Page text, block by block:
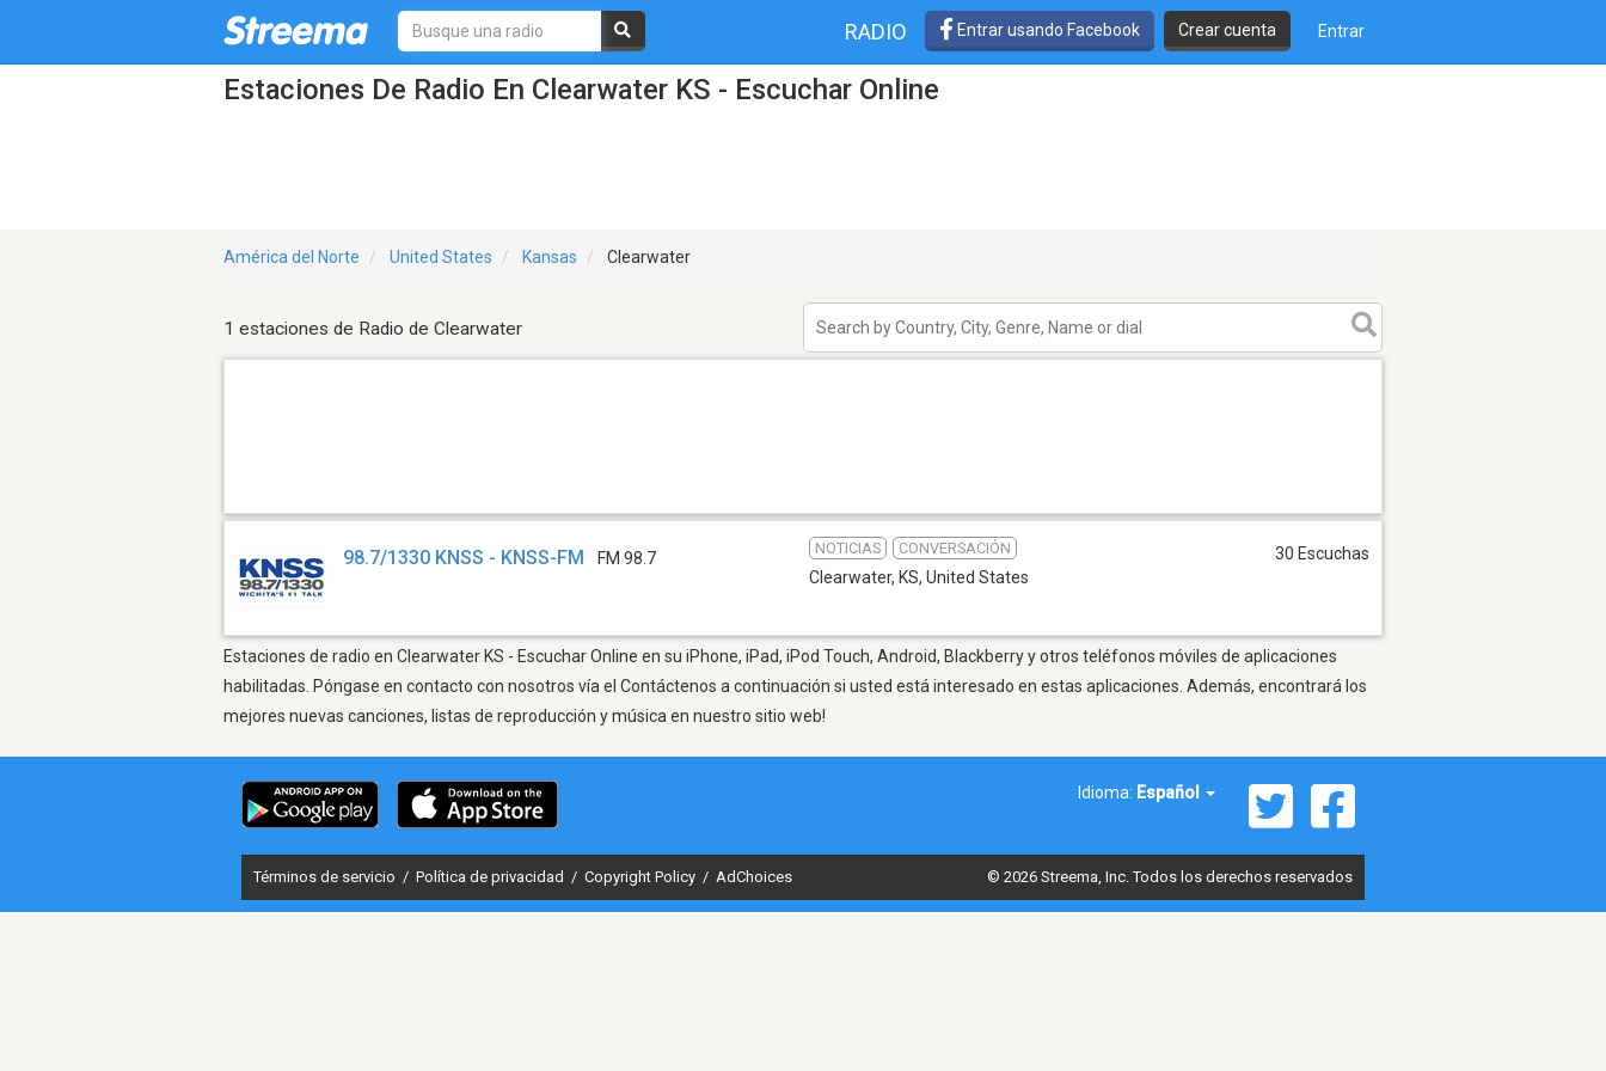
RADIO Entrar usando Facebook Crear cuenta Entrar
Estaciones De Radio En Clearwater KS - Escuchar Online
América del Norte United States Kansas Clearwater
1 estaciones de Radio de Clearwater
98.7/1330 KNSS - KNSS-FM FM 98.7
NOTICIAS CONVERSACIÓN
Clearwater, KS, United States
30 Escuchas
Estaciones de radio en Clearwater KS - Escuchar Online en su iPhone, iPad, iPod Touch, Android, Blackberry y otros teléfonos móviles de aplicaciones
habilitadas. Póngase en contacto con nosotros vía el Contáctenos a continuación si usted está interesado en estas aplicaciones. Además, encontrará los
mejores nuevas canciones, listas de reproducción y música en nuestro sitio web!
Idioma: Español
Términos de servicio / Política de privacidad / Copyright Policy / AdChoices © 2026 Streema, Inc. Todos los derechos reservados